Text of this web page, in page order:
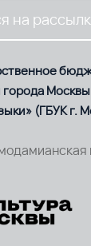
на
(ГБУК г.